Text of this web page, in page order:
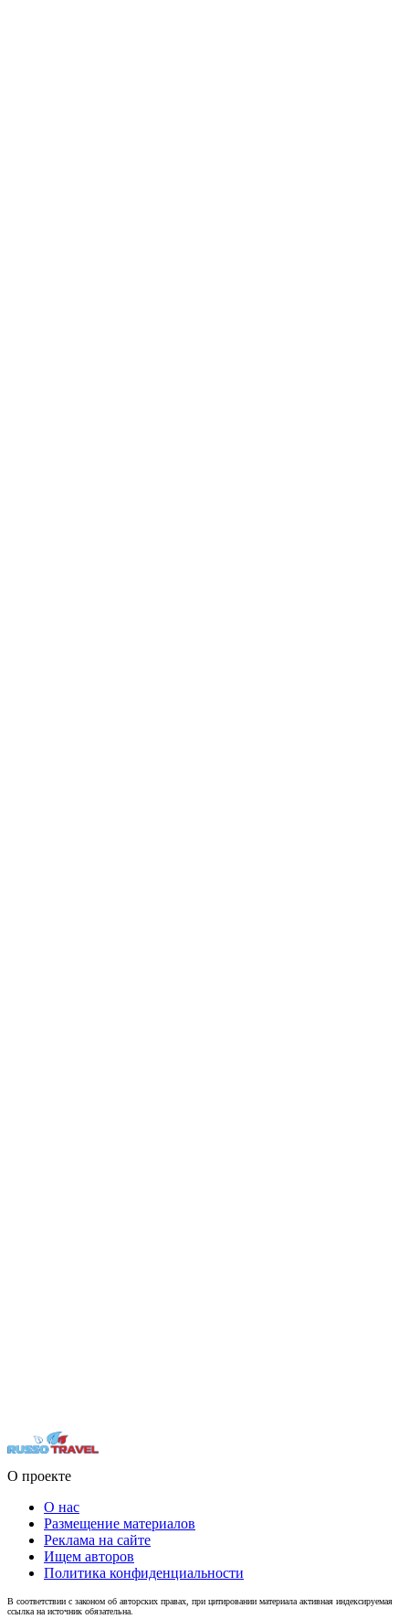
О проекте
О нас
Размещение материалов
Реклама на сайте
Ищем авторов
Политика конфиденциальности
В соответствии с законом об авторских правах, при цитировании материала активная индексируемая
ссылка на источник обязательна.